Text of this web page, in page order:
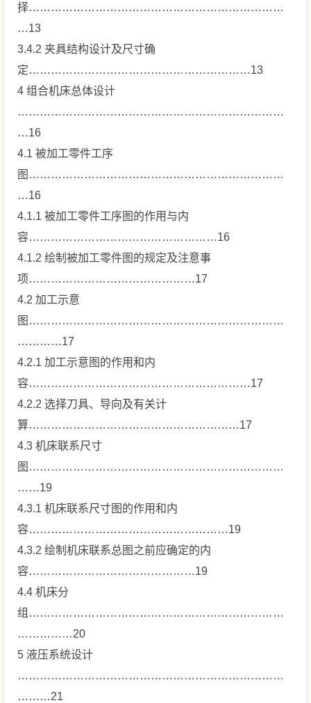
择……………………………………………………………
…13
3.4.2 夹具结构设计及尺寸确
定……………………………………………………13
4 组合机床总体设计
………………………………………………………………
…16
4.1 被加工零件工序
图……………………………………………………………
…16
4.1.1 被加工零件工序图的作用与内
容……………………………………………16
4.1.2 绘制被加工零件图的规定及注意事
项………………………………………17
4.2 加工示意
图……………………………………………………………
…………17
4.2.1 加工示意图的作用和内
容……………………………………………………17
4.2.2 选择刀具、导向及有关计
算…………………………………………………17
4.3 机床联系尺寸
图……………………………………………………………
……19
4.3.1 机床联系尺寸图的作用和内
容………………………………………………19
4.3.2 绘制机床联系总图之前应确定的内
容………………………………………19
4.4 机床分
组……………………………………………………………
……………20
5 液压系统设计
………………………………………………………………
………21